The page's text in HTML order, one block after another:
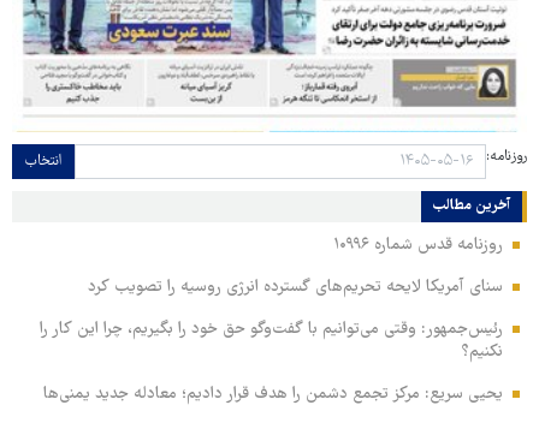
روزنامه: انتخاب
آخرین مطالب
روزنامه قدس شماره ۱۰۹۹۶
سنای آمریکا لایحه تحریم‌های گسترده انرژی روسیه را تصویب کرد
رئیس‌جمهور: وقتی می‌توانیم با گفت‌وگو حق خود را بگیریم، چرا این کار را
نکنیم؟
یحیی سریع: مرکز تجمع دشمن را هدف قرار دادیم؛ معادله جدید یمنی‌ها